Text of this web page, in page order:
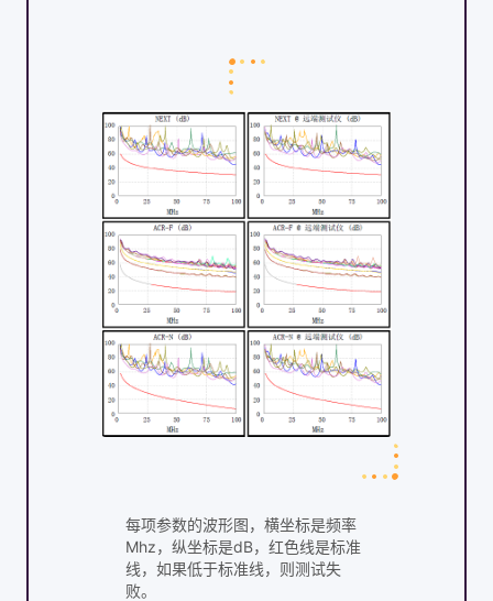
每项参数的波形图，横坐标是频率
Mhz，纵坐标是dB，红色线是标准
线，如果低于标准线，则测试失
败。